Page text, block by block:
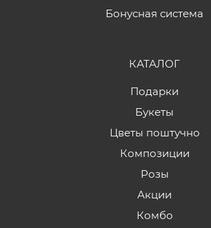
Бонусная система
КАТАЛОГ
Подарки
Букеты
Цветы поштучно
Композиции
Розы
Акции
Комбо